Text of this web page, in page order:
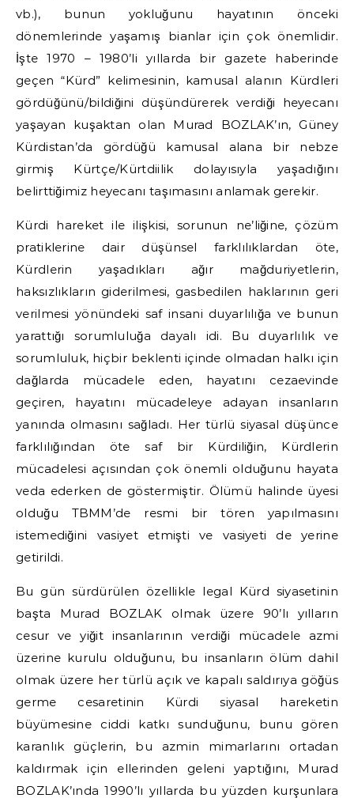
vb.), bunun yokluğunu hayatının önceki
dönemlerinde yaşamış bianlar için çok önemlidir.
İşte 1970 – 1980’li yıllarda bir gazete haberinde
geçen “Kürd” kelimesinin, kamusal alanın Kürdleri
gördüğünü/bildiğini düşündürerek verdiği heyecanı
yaşayan kuşaktan olan Murad BOZLAK’ın, Güney
Kürdistan’da gördüğü kamusal alana bir nebze
girmiş Kürtçe/Kürtdiilik dolayısıyla yaşadığını
belirttiğimiz heyecanı taşımasını anlamak gerekir.
Kürdi hareket ile ilişkisi, sorunun ne’liğine, çözüm
pratiklerine dair düşünsel farklılıklardan öte,
Kürdlerin yaşadıkları ağır mağduriyetlerin,
haksızlıkların giderilmesi, gasbedilen haklarının geri
verilmesi yönündeki saf insani duyarlılığa ve bunun
yarattığı sorumluluğa dayalı idi. Bu duyarlılık ve
sorumluluk, hiçbir beklenti içinde olmadan halkı için
dağlarda mücadele eden, hayatını cezaevinde
geçiren, hayatını mücadeleye adayan insanların
yanında olmasını sağladı. Her türlü siyasal düşünce
farklılığından öte saf bir Kürdiliğin, Kürdlerin
mücadelesi açısından çok önemli olduğunu hayata
veda ederken de göstermiştir. Ölümü halinde üyesi
olduğu TBMM’de resmi bir tören yapılmasını
istemediğini vasiyet etmişti ve vasiyeti de yerine
getirildi.
Bu gün sürdürülen özellikle legal Kürd siyasetinin
başta Murad BOZLAK olmak üzere 90’lı yılların
cesur ve yiğit insanlarının verdiği mücadele azmi
üzerine kurulu olduğunu, bu insanların ölüm dahil
olmak üzere her türlü açık ve kapalı saldırıya göğüs
germe cesaretinin Kürdi siyasal hareketin
büyümesine ciddi katkı sunduğunu, bunu gören
karanlık güçlerin, bu azmin mimarlarını ortadan
kaldırmak için ellerinden geleni yaptığını, Murad
BOZLAK’ında 1990’lı yıllarda bu yüzden kurşunlara